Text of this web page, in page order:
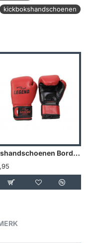
kickbokshandschoenen
Bokshandschoenen Bordeaux powerfit Protect - Maat: 10oz